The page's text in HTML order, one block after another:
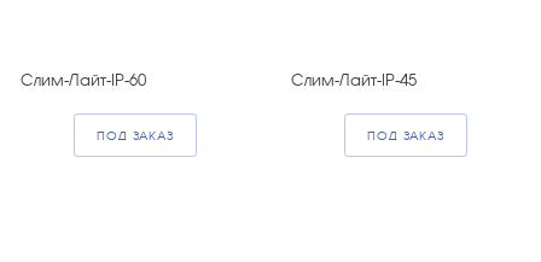
Слим-Лайт-IP-60
ПОД ЗАКАЗ
Слим-Лайт-IP-45
ПОД ЗАКАЗ